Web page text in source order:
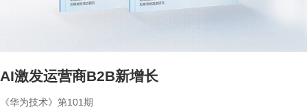
AI激发运营商B2B新增长
《华为技术》第101期